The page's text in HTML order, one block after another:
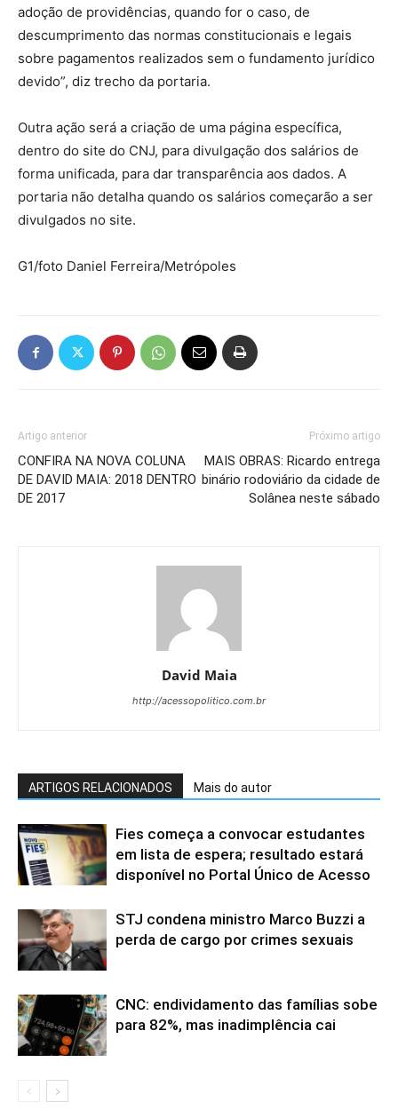
adoção de providências, quando for o caso, de
descumprimento das normas constitucionais e legais
sobre pagamentos realizados sem o fundamento jurídico
devido”, diz trecho da portaria.
Outra ação será a criação de uma página específica,
dentro do site do CNJ, para divulgação dos salários de
forma unificada, para dar transparência aos dados. A
portaria não detalha quando os salários começarão a ser
divulgados no site.
G1/foto Daniel Ferreira/Metrópoles
Artigo anterior
CONFIRA NA NOVA COLUNA
DE DAVID MAIA: 2018 DENTRO
DE 2017
Próximo artigo
MAIS OBRAS: Ricardo entrega
binário rodoviário da cidade de
Solânea neste sábado
David Maia
http://acessopolitico.com.br
ARTIGOS RELACIONADOS Mais do autor
Fies começa a convocar estudantes
em lista de espera; resultado estará
disponível no Portal Único de Acesso
STJ condena ministro Marco Buzzi a
perda de cargo por crimes sexuais
CNC: endividamento das famílias sobe
para 82%, mas inadimplência cai